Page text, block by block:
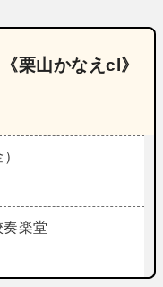
栗山かなえcl》
奏楽堂